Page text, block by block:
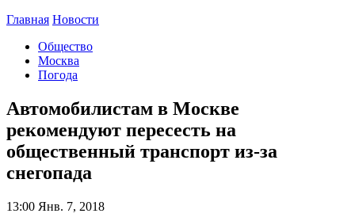
Главная Новости
Общество
Москва
Погода
Автомобилистам в Москве
рекомендуют пересесть на
общественный транспорт из-за
снегопада
13:00 Янв. 7, 2018